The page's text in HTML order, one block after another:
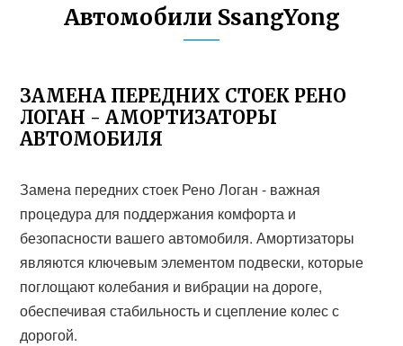
Автомобили SsangYong
ЗАМЕНА ПЕРЕДНИХ СТОЕК РЕНО
ЛОГАН - АМОРТИЗАТОРЫ
АВТОМОБИЛЯ
Замена передних стоек Рено Логан - важная
процедура для поддержания комфорта и
безопасности вашего автомобиля. Амортизаторы
являются ключевым элементом подвески, которые
поглощают колебания и вибрации на дороге,
обеспечивая стабильность и сцепление колес с
дорогой.